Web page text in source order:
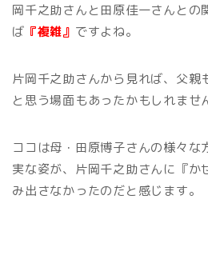
岡千之助さんと田原佳一さんとの
ば 『複雑』 ですよね。
片岡千之助さんから見れば、父親
と思う場面もあったかもしれませ
ココは母・田原博子さんの様々な
実な姿が、片岡千之助さんに『か
み出さなかったのだと感じます。